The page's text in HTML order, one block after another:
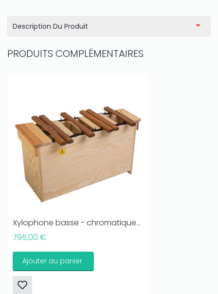
Description Du Produit
PRODUITS COMPLÉMENTAIRES
Xylophone basse - chromatique...
795,00 €
Ajouter au panier